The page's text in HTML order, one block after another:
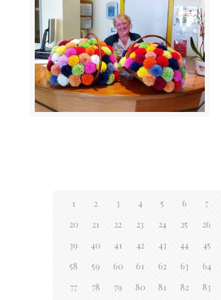
1 2 3 4 5 6 7
20
21 22 23 24 25 26
39
40 41 42 43 44 45
58
59 60 61 62 63 64
77
78 79 80 81 82 83